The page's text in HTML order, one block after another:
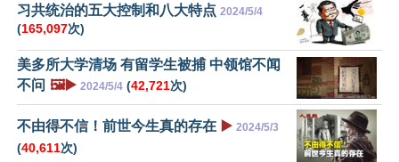
习共统治的五大控制和八大特点 2024/5/4
(165,097次)
美多所大学清场 有留学生被捕 中领馆不闻
不问 🖼️▶️ 2024/5/4 (42,721次)
不由得不信！前世今生真的存在 ▶️ 2024/5/3
(40,611次)